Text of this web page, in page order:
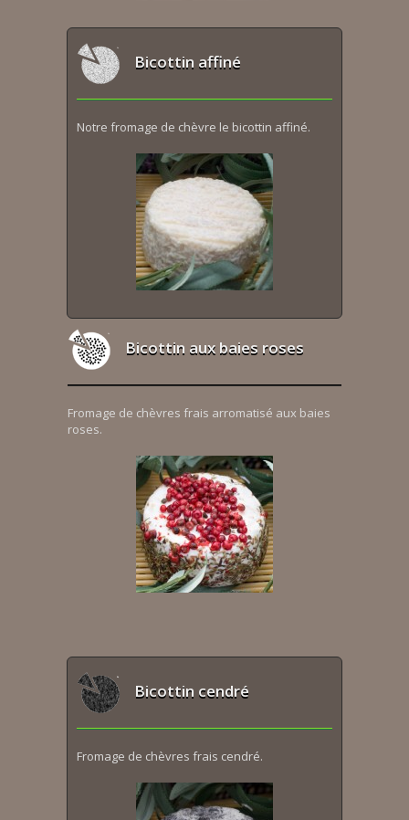
Bicottin affiné
Notre fromage de chèvre le bicottin affiné.
Bicottin aux baies roses
Fromage de chèvres frais arromatisé aux baies
roses.
Bicottin cendré
Fromage de chèvres frais cendré.